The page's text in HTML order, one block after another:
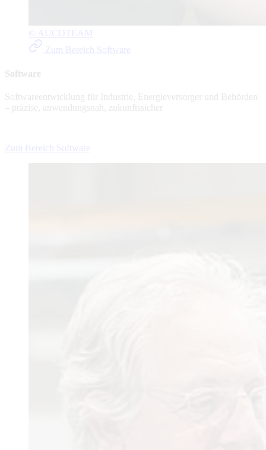
© AUCOTEAM
Zum Bereich Software
Software
Softwareentwicklung für Industrie, Energieversorger und Behörden
– präzise, anwendungsnah, zukunftssicher
Zum Bereich Software